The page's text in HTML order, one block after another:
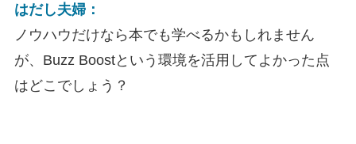
はだし夫婦：
ノウハウだけなら本でも学べるかもしれません
が、Buzz Boostという環境を活用してよかった点
はどこでしょう？